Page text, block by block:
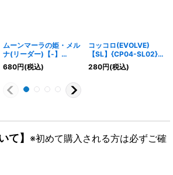
ムーンマーラの姫・メル
ナ(リーダー)【-】
{BP08-LD02}《ロイヤ
ル》
680円(税込)
コッコロ(EVOLVE)
【SL】{CP04-SL02}
《エルフ》
280円(税込)
て】 ※初めて購入される方は必ずご確